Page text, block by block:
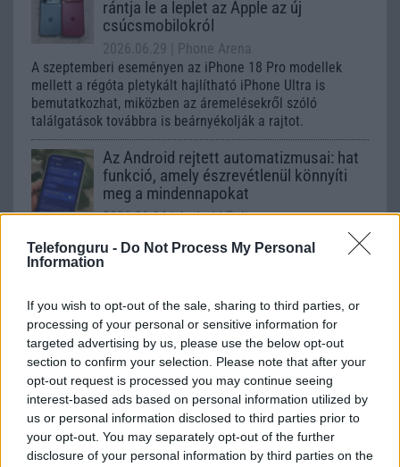
Telefonguru - Do Not Process My Personal
Information
If you wish to opt-out of the sale, sharing to third parties, or
processing of your personal or sensitive information for
targeted advertising by us, please use the below opt-out
section to confirm your selection. Please note that after your
opt-out request is processed you may continue seeing
interest-based ads based on personal information utilized by
us or personal information disclosed to third parties prior to
your opt-out. You may separately opt-out of the further
disclosure of your personal information by third parties on the
rántja le a leplet az Apple az új
csúcsmobilokról
2026.06.29
| Phone Arena
A szeptemberi eseményen az iPhone 18 Pro modellek
mellett a régóta pletykált hajlítható iPhone Ultra is
bemutatkozhat, miközben az áremelésekről szóló
találgatások továbbra is beárnyékolják a rajtot.
Az Android rejtett automatizmusai: hat
funkció, amely észrevétlenül könnyíti
meg a mindennapokat
2026.06.14| Android Police
Sok felhasználó külön alkalmazásokra esküszik, pedig az
Android már évek óta olyan intelligens funkciókat kínál,
amelyek maguktól dolgoznak a háttérben.
Ez a rejtett Samsung funkció teljesen
megváltoztatja a mobilhasználatot –
sokan mégsem tudnak róla
2026.07.12| Android Central
Az Edge Panel az egyik leghasznosabb funkció, amely
jelentősen felgyorsítja a mindennapi használatot,
miközben a Pixel telefonokból továbbra is hiányzik.